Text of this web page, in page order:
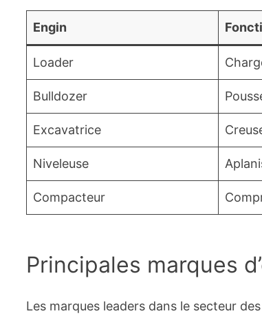
Engin
Loader
Bulldozer
Excavatrice
Niveleuse
Compacteur
Principales marques
Les marques leaders dans le secteur